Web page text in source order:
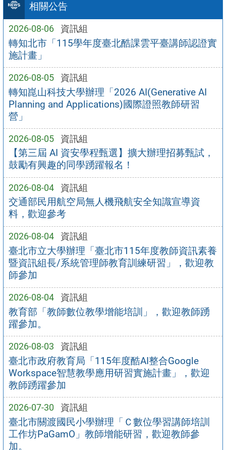
相關公告
2026-08-06 資訊組
轉知北市「115學年度臺北酷課雲平臺講師認證實
施計畫」
2026-08-05 資訊組
轉知崑山科技大學辦理「2026 AI(Generative AI
Planning and Applications)國際證照教師研習
營」
2026-08-05 資訊組
【第三屆 AI 資安學程甄選】擴大辦理招募甄試，
鼓勵有興趣的同學踴躍報名！
2026-08-04 資訊組
交通部民用航空局無人機飛航安全知識宣導資
料，歡迎參考
2026-08-04 資訊組
臺北市立大學辦理「臺北市115年度教師資訊素養
暨資訊組長/系統管理師教育訓練研習」，歡迎教
師參加
2026-08-04 資訊組
教育部「教師數位教學增能培訓」，歡迎教師踴
躍參加。
2026-08-03 資訊組
臺北市政府教育局「115年度酷AI整合Google
Workspace智慧教學應用研習實施計畫」，歡迎
教師踴躍參加
2026-07-30 資訊組
臺北市關渡國民小學辦理「Ｃ數位學習講師培訓
工作坊PaGamO」教師增能研習，歡迎教師參
加。